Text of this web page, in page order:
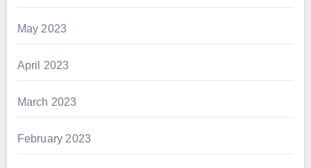
May 2023
April 2023
March 2023
February 2023